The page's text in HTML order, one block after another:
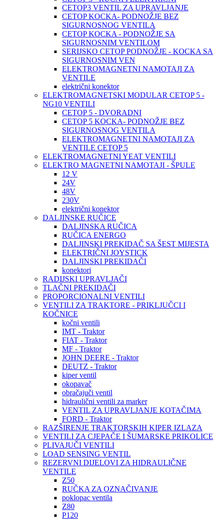
CETOP3 VENTIL ZA UPRAVLJANJE
CETOP KOCKA- PODNOŽJE BEZ
SIGURNOSNOG VENTILA
CETOP KOCKA - PODNOŽJE SA
SIGURNOSNIM VENTILOM
SERIJSKO CETOP PODNOŽJE - KOCKA SA
SIGURNOSNIM VEN
ELEKTROMAGNETNI NAMOTAJI ZA
VENTILE
električni konektor
ELEKTROMAGNETSKI MODULAR CETOP 5 -
NG10 VENTILI
CETOP 5 - DVORADNI
CETOP 5 KOCKA- PODNOŽJE BEZ
SIGURNOSNOG VENTILA
ELEKTROMAGNETNI NAMOTAJI ZA
VENTILE CETOP 5
ELEKTROMAGNETNI YEAT VENTILI
ELEKTRO MAGNETNI NAMOTAJI - ŠPULE
12 V
24V
48V
230V
električni konektor
DALJINSKE RUČICE
DALJINSKA RUČICA
RUČICA ENERGO
DALJINSKI PREKIDAČ SA ŠEST MIJESTA
ELEKTRIČNI JOYSTICK
DALJINSKI PREKIDAČI
konektori
RADIJSKI UPRAVLJAČI
TLAČNI PREKIDAČI
PROPORCIONALNI VENTILI
VENTILI ZA TRAKTORE - PRIKLJUČCI I
KOČNICE
kočni ventili
IMT - Traktor
FIAT - Traktor
MF - Traktor
JOHN DEERE - Traktor
DEUTZ - Traktor
kiper ventil
okopavač
obračajuči ventil
hidraulični ventili za marker
VENTIL ZA UPRAVLJANJE KOTAČIMA
FORD - Traktor
RAZŠIRENJE TRAKTORSKIH KIPER IZLAZA
VENTILI ZA CJEPAČE I ŠUMARSKE PRIKOLICE
PLIVAJUČI VENTILI
LOAD SENSING VENTIL
REZERVNI DIJELOVI ZA HIDRAULIČNE
VENTILE
Z50
RUČKA ZA OZNAČIVANJE
poklopac ventila
Z80
P120